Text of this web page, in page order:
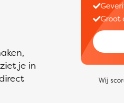
je in
Groot
Wij